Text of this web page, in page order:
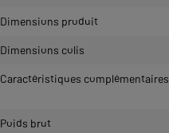
Dimensions produit
Dimensions colis
Caractéristiques complémentaires
Poids brut